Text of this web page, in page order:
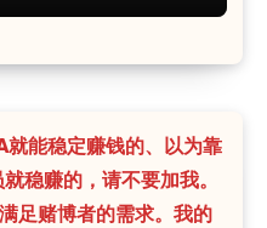
能稳定赚钱的、以为靠
稳赚的，请不要加我。
足赌博者的需求。我的